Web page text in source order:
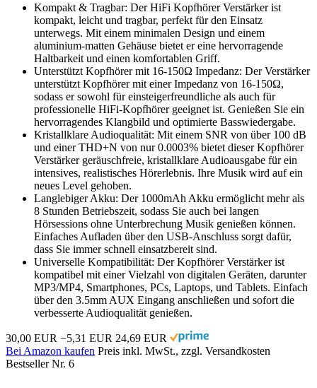
Kompakt & Tragbar: Der HiFi Kopfhörer Verstärker ist
kompakt, leicht und tragbar, perfekt für den Einsatz
unterwegs. Mit einem minimalen Design und einem
aluminium-matten Gehäuse bietet er eine hervorragende
Haltbarkeit und einen komfortablen Griff.
Unterstützt Kopfhörer mit 16-150Ω Impedanz: Der Verstärker
unterstützt Kopfhörer mit einer Impedanz von 16-150Ω,
sodass er sowohl für einsteigerfreundliche als auch für
professionelle HiFi-Kopfhörer geeignet ist. Genießen Sie ein
hervorragendes Klangbild und optimierte Basswiedergabe.
Kristallklare Audioqualität: Mit einem SNR von über 100 dB
und einer THD+N von nur 0.0003% bietet dieser Kopfhörer
Verstärker geräuschfreie, kristallklare Audioausgabe für ein
intensives, realistisches Hörerlebnis. Ihre Musik wird auf ein
neues Level gehoben.
Langlebiger Akku: Der 1000mAh Akku ermöglicht mehr als
8 Stunden Betriebszeit, sodass Sie auch bei langen
Hörsessions ohne Unterbrechung Musik genießen können.
Einfaches Aufladen über den USB-Anschluss sorgt dafür,
dass Sie immer schnell einsatzbereit sind.
Universelle Kompatibilität: Der Kopfhörer Verstärker ist
kompatibel mit einer Vielzahl von digitalen Geräten, darunter
MP3/MP4, Smartphones, PCs, Laptops, und Tablets. Einfach
über den 3.5mm AUX Eingang anschließen und sofort die
verbesserte Audioqualität genießen.
30,00 EUR −5,31 EUR 24,69 EUR
Bei Amazon kaufen Preis inkl. MwSt., zzgl. Versandkosten
Bestseller Nr. 6